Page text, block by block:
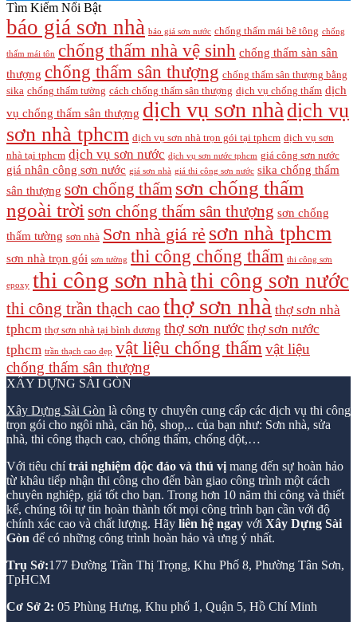
Tìm Kiếm Nổi Bật
báo giá sơn nhà báo giá sơn nước chống thấm mái bê tông chống
thấm mái tôn chống thấm nhà vệ sinh chống thấm sàn sân
thượng chống thấm sân thượng chống thấm sân thượng bằng
sika chống thấm tường cách chống thấm sân thượng dịch vụ chống thấm dịch
vụ chống thấm sân thượng dịch vụ sơn nhà dịch vụ
sơn nhà tphcm dịch vụ sơn nhà trọn gói tại tphcm dịch vụ sơn
nhà tại tphcm dịch vụ sơn nước dịch vụ sơn nước tphcm giá công sơn nước
giá nhân công sơn nước giá sơn nhà giá thi công sơn nước sika chống thấm
sân thượng sơn chống thấm sơn chống thấm
ngoài trời sơn chống thấm sân thượng sơn chống
thấm tường sơn nhà Sơn nhà giá rẻ sơn nhà tphcm
sơn nhà trọn gói sơn tường thi công chống thấm thi công sơn
epoxy thi công sơn nhà thi công sơn nước
thi công trần thạch cao thợ sơn nhà thợ sơn nhà
tphcm thợ sơn nhà tại bình dương thợ sơn nước thợ sơn nước
tphcm trần thạch cao đẹp vật liệu chống thấm vật liệu
chống thấm sân thượng
XÂY DỰNG SÀI GÒN
Xây Dựng Sài Gòn là công ty chuyên cung cấp các dịch vụ thi công
trọn gói cho ngôi nhà, căn hộ, shop,.. của bạn như: Sơn nhà, sửa
nhà, thi công thạch cao, chống thấm, chống dột,…
Với tiêu chítrải nghiệm độc đáo và thú vị mang đến sự hoàn hảo
từ khâu tiếp nhận thi công cho đến bàn giao công trình một cách
chuyên nghiệp, giá tốt cho bạn. Trong hơn 10 năm thi công và thiết
kế, chúng tôi tự tin hoàn thành tốt mọi công trình bạn cần với độ
chính xác cao và chất lượng. Hãy liên hệ ngay với Xây Dựng Sài
Gòn để có những công trình hoàn hảo và ưng ý nhất.
Trụ Sở:177 Đường Trần Thị Trọng, Khu Phố 8, Phường Tân Sơn,
TpHCM
Cơ Sở 2: 05 Phùng Hưng, Khu phố 1, Quận 5, Hồ Chí Minh